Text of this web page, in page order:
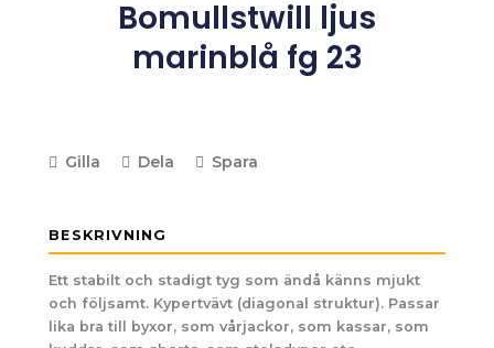
Bomullstwill ljus
marinblå fg 23
Gilla Dela Spara
BESKRIVNING
Ett stabilt och stadigt tyg som ändå känns mjukt
och följsamt. Kypertvävt (diagonal struktur). Passar
lika bra till byxor, som vårjackor, som kassar, som